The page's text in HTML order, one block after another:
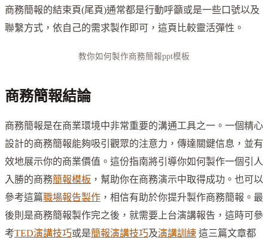
商務簡報的結束頁(尾頁)通常都是行動呼籲或是一些口號以及
聯繫方式，依自己的需求製作即可，這頁比較靈活彈性。
教你如何製作商務簡報ppt模板
商務簡報結論
商務簡報是在商業環境中非常重要的溝通工具之一。一個精心
設計的商務簡報能夠吸引觀眾的注意力，傳達關鍵信息，並有
效地展示你的商業價值。這份指南將引導你如何製作一個引人
入勝的商務簡報模板 ，幫助你在商務演示中取得成功。也可以
參考這篇職場報告製作 ，相信有助於你提升製作商務簡報。最
後則是商務簡報製作完之後，就需要上台演講報告，這時可參
考TED演講技巧或是簡報演講技巧及演講訓練 這三篇文章都